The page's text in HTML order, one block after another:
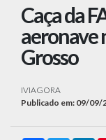
Caça da
aeronave
Grosso
IVIAGORA
Publicado em: 09/09/